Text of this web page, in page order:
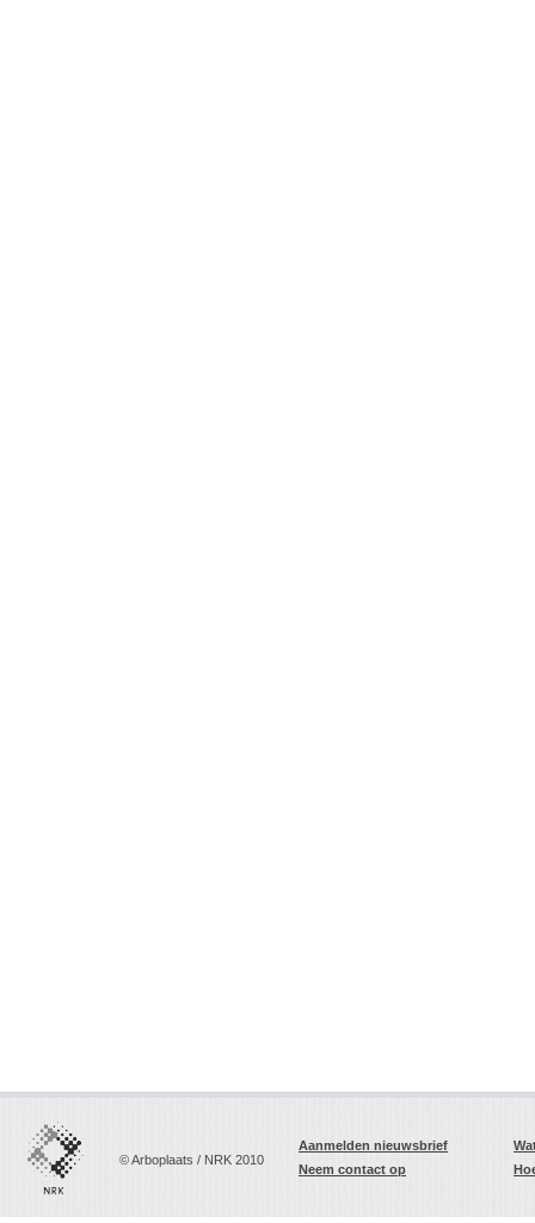
© Arboplaats / NRK 2010
Aanmelden nieuwsbrief
Neem contact op